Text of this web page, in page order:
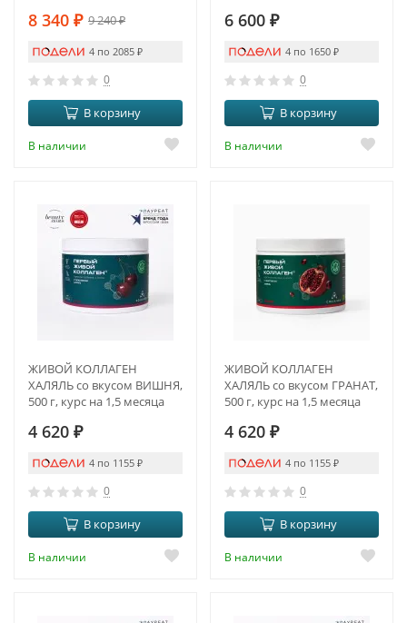
8 340 ₽ 9 240₽
4 по 2085 ₽
0
В корзину
В наличии
6 600 ₽
4 по 1650 ₽
0
В корзину
В наличии
ЖИВОЙ КОЛЛАГЕН
ХАЛЯЛЬ со вкусом ВИШНЯ,
500 г, курс на 1,5 месяца
4 620 ₽
4 по 1155 ₽
0
В корзину
В наличии
ЖИВОЙ КОЛЛАГЕН
ХАЛЯЛЬ со вкусом ГРАНАТ,
500 г, курс на 1,5 месяца
4 620 ₽
4 по 1155 ₽
0
В корзину
В наличии